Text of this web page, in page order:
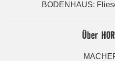
BODENHAUS:
Über